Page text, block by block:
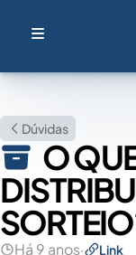
Dúvidas
O
Há 9 anos· Link